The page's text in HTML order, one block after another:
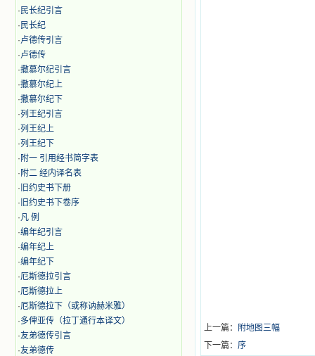
· 民长纪引言
· 民长纪
·卢德传引言
·卢德传
·撒慕尔纪引言
·撒慕尔纪上
·撒慕尔纪下
·列王纪引言
·列王纪上
·列王纪下
· 附一 引用经书简字表
· 附二 经内译名表
· 旧约史书下册
· 旧约史书下卷序
·凡 例
·编年纪引言
·编年纪上
·编年纪下
·厄斯德拉引言
·厄斯德拉上
·厄斯德拉下（或称讷赫米雅）
·多俾亚传（拉丁通行本译文）
·友弟德传引言
·友弟德传
上一篇：
附地图三幅
下一篇： 序